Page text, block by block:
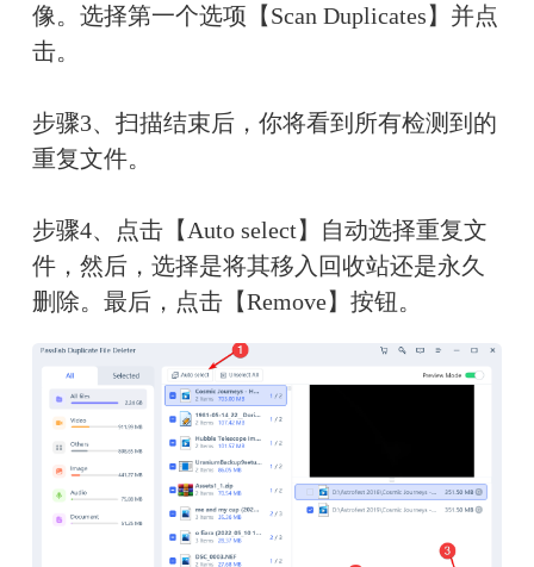
像。选择第一个选项【Scan Duplicates】并点
击。
步骤3、扫描结束后，你将看到所有检测到的
重复文件。
步骤4、点击【Auto select】自动选择重复文
件，然后，选择是将其移入回收站还是永久
删除。最后，点击【Remove】按钮。